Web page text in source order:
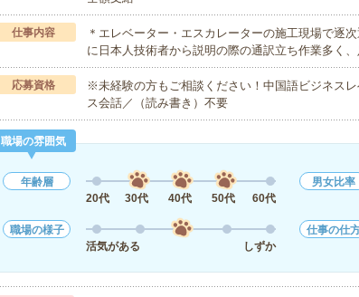
仕事内容
＊エレベーター・エスカレーターの施工現場で逐
に日本人技術者から説明の際の通訳立ち作業多く
応募資格
※未経験の方もご相談ください！中国語ビジネス
ス会話／（読み書き）不要
職場の雰囲気
年齢層
20代
30代 40代 50代 60代
男女比率
職場の様子
活気がある
しずか
仕事の仕